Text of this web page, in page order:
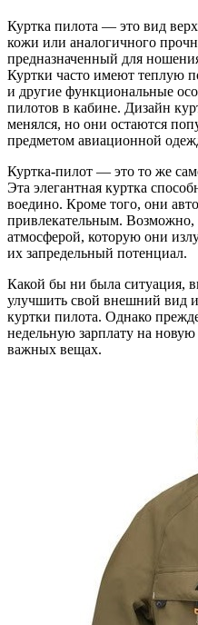
Куртка пилота — это вид
кожи или аналогичного
предназначенный для
Куртки часто имеют теплую
и другие функциональные
пилотов в кабине. Дизайн
менялся, но они остаются
предметом авиационной
Куртка-пилот — это то же
Эта элегантная куртка
воедино. Кроме того, они
привлекательным. Возможно,
атмосферой, которую они
их запредельный потенциал.
Какой бы ни была ситуация,
улучшить свой внешний вид
куртки пилота. Однако
недельную зарплату на новую
важных вещах.